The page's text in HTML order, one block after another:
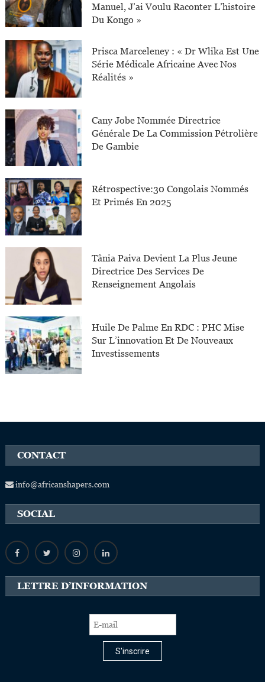
Manuel, J’ai Voulu Raconter L’histoire
Du Kongo »
Prisca Marceleney : « Dr Wlika Est Une
Série Médicale Africaine Avec Nos
Réalités »
Cany Jobe Nommée Directrice
Générale De La Commission Pétrolière
De Gambie
Rétrospective:30 Congolais Nommés
Et Primés En 2025
Tânia Paiva Devient La Plus Jeune
Directrice Des Services De
Renseignement Angolais
Huile De Palme En RDC : PHC Mise
Sur L’innovation Et De Nouveaux
Investissements
CONTACT
info@africanshapers.com
SOCIAL
LETTRE D’INFORMATION
S'inscrire